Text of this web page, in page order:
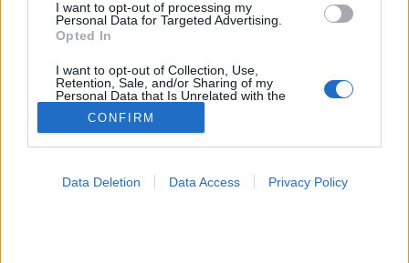
I want to opt-out of processing my
Personal Data for Targeted Advertising.
Opted In
I want to opt-out of Collection, Use,
Retention, Sale, and/or Sharing of my
Personal Data that Is Unrelated with the
Purposes for which it was collected.
Opted Out
CONFIRM
Data Deletion Data Access Privacy Policy
2026. május 09. 07:04
Küldés Küldés Messengeren